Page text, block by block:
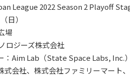
League 2022 Season 2 Playoff
日）
場
ロジーズ株式会社
：Aim Lab（State Space Labs, Inc.
式会社、株式会社ファミリーマート